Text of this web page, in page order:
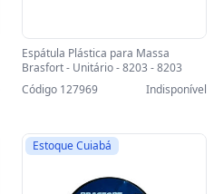
Espátula Plástica para Massa
Brasfort - Unitário - 8203 - 8203
Código 127969
Indisponível
Estoque Cuiabá